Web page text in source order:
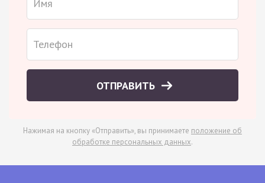
ОТПРАВИТЬ
Нажимая на кнопку «Отправить», вы принимаете положение об
обработке персональных данных.